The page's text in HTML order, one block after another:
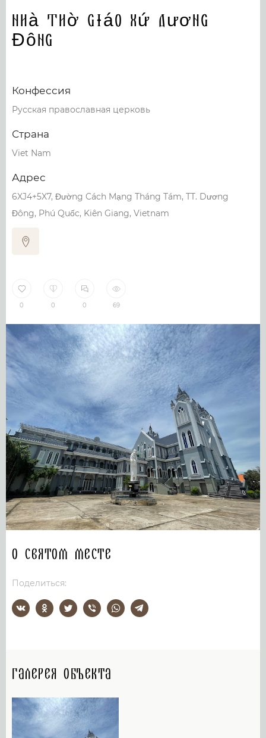
Nhà Thờ Giáo Xứ Dương
Đông
Конфессия
Русская православная церковь
Страна
Viet Nam
Адрес
6XJ4+5X7, Đường Cách Mạng Tháng Tám, TT. Dương
Đông, Phú Quốc, Kiên Giang, Vietnam
0 0 0 69
О святом месте
Поделиться:
Галерея объекта